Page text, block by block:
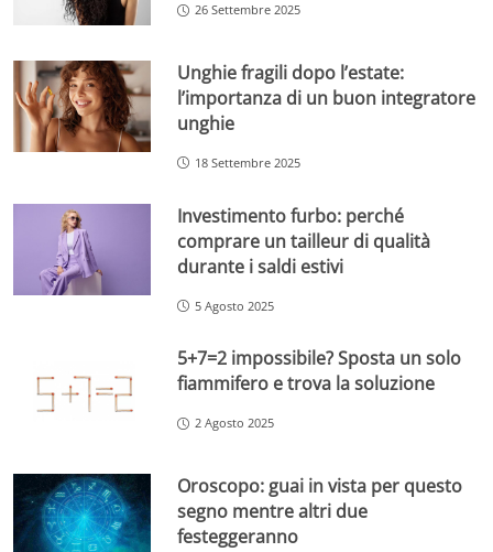
26 Settembre 2025
Unghie fragili dopo l’estate:
l’importanza di un buon integratore
unghie
18 Settembre 2025
Investimento furbo: perché
comprare un tailleur di qualità
durante i saldi estivi
5 Agosto 2025
5+7=2 impossibile? Sposta un solo
fiammifero e trova la soluzione
2 Agosto 2025
Oroscopo: guai in vista per questo
segno mentre altri due
festeggeranno